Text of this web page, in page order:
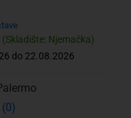
Njemačka)
do 22.08.2026
(0)